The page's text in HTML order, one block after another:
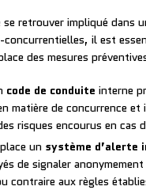
se retrouver impliqué dans
il est
des mesures
code de conduite interne
matière de concurrence
risques encourus en cas
un système d’alerte
de signaler
contraire aux règles